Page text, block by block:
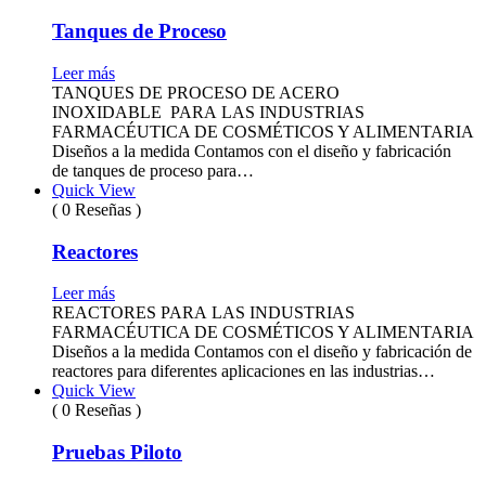
Tanques de Proceso
Leer más
TANQUES DE PROCESO DE ACERO
INOXIDABLE PARA LAS INDUSTRIAS
FARMACÉUTICA DE COSMÉTICOS Y ALIMENTARIA
Diseños a la medida Contamos con el diseño y fabricación
de tanques de proceso para…
Quick View
( 0 Reseñas )
Reactores
Leer más
REACTORES PARA LAS INDUSTRIAS
FARMACÉUTICA DE COSMÉTICOS Y ALIMENTARIA
Diseños a la medida Contamos con el diseño y fabricación de
reactores para diferentes aplicaciones en las industrias…
Quick View
( 0 Reseñas )
Pruebas Piloto